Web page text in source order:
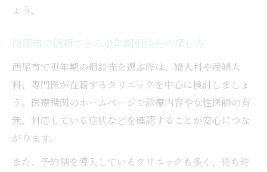
ょう。
西尾市で信頼できる更年期相談先の探し方
西尾市で更年期の相談先を選ぶ際は、婦人科や産婦人
科、専門医が在籍するクリニックを中心に検討しましょ
う。医療機関のホームページで診療内容や女性医師の有
無、対応している症状などを確認することが安心につな
がります。
また、予約制を導入しているクリニックも多く、待ち時